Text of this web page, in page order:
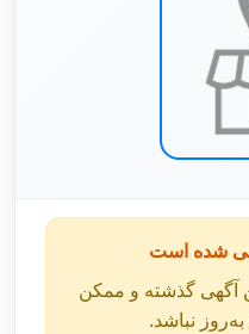
شده است
این آگهی گذشته و ممکن
نباشد.